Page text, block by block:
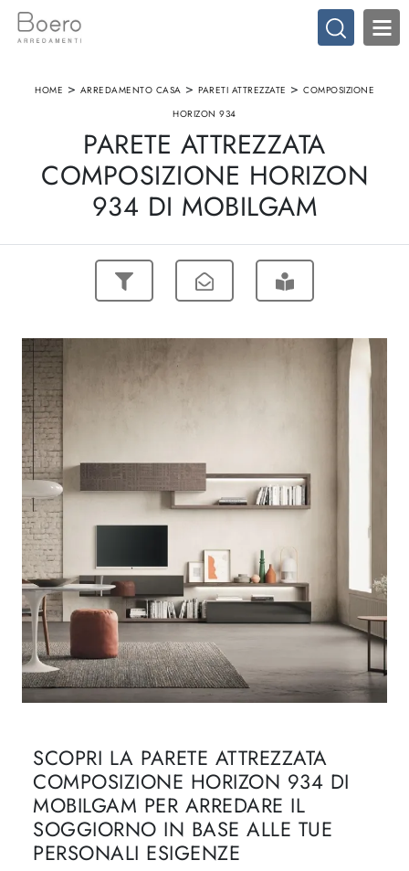
HOME > ARREDAMENTO CASA > PARETI ATTREZZATE > COMPOSIZIONE
HORIZON 934
PARETE ATTREZZATA
COMPOSIZIONE HORIZON
934 DI MOBILGAM
SCOPRI LA PARETE ATTREZZATA
COMPOSIZIONE HORIZON 934 DI
MOBILGAM PER ARREDARE IL
SOGGIORNO IN BASE ALLE TUE
PERSONALI ESIGENZE